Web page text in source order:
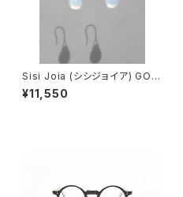
Sisi Joia (シシジョイア) GOT
A Mini earrings (Opaline w
hite)
¥11,550